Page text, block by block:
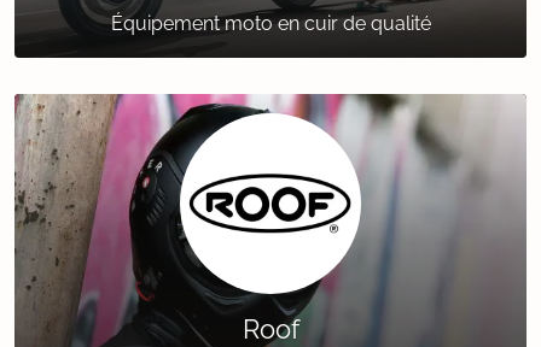
Équipement moto en cuir de qualité
Roof